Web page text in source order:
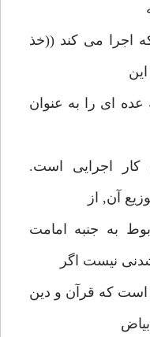
اجرا مى كند ((خذ
اى را به عنوان
اجرايى است.
آن, از
به جنبه امامت
نيست اگر
كه قرآن و دين